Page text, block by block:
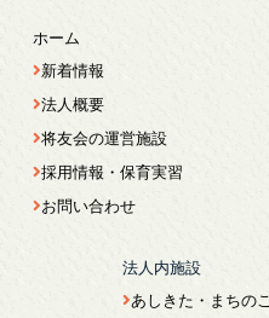
ホーム
新着情報
法人概要
将友会の運営施設
採用情報・保育実習
お問い合わせ
法人内施設
あしきた・まちの